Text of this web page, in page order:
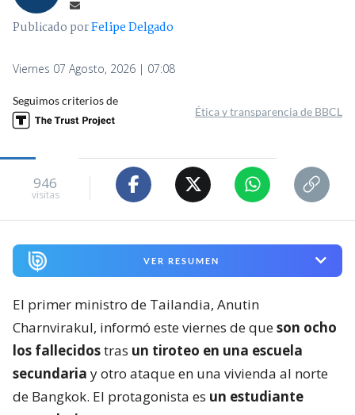
Publicado porFelipe Delgado
Viernes 07 Agosto, 2026 | 07:08
Seguimos criterios de
Ética y transparencia de BBCL
946
visitas
VER RESUMEN
El primer ministro de Tailandia, Anutin
Charnvirakul, informó este viernes de queson ocho
los fallecidostras un tiroteo en una escuela
secundaria y otro ataque en una vivienda al norte
de Bangkok. El protagonista es un estudiante